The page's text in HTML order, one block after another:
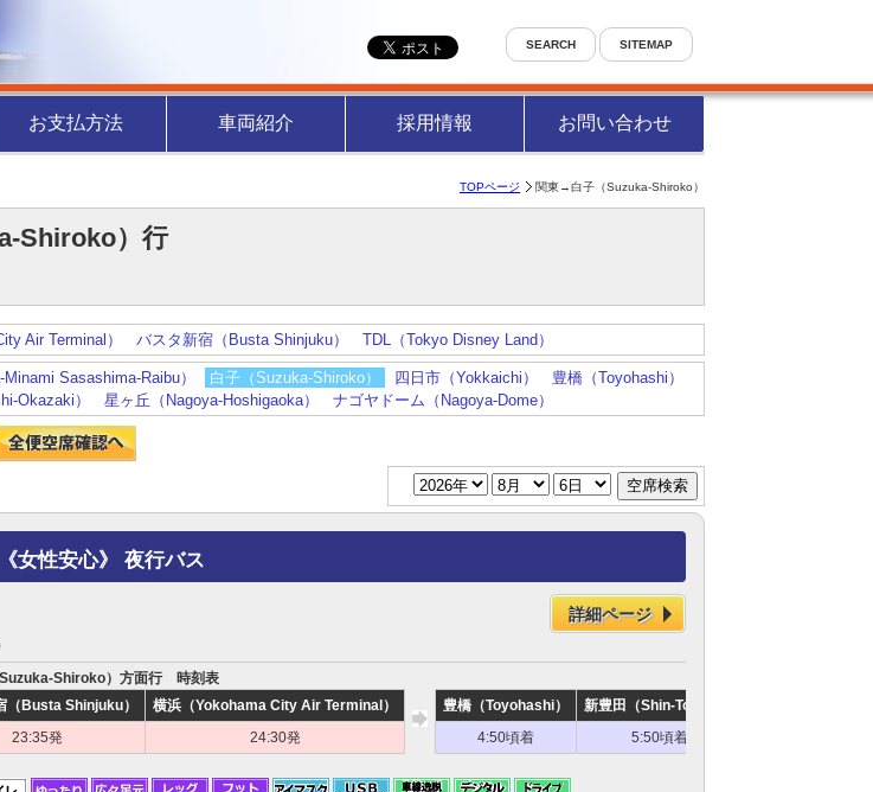
お支払方法 車両紹介 採用情報 お問い合わせ
SEARCH SITEMAP
TOPページ 関東→白子（Suzuka-Shiroko）
Shiroko）行
Air Terminal） バスタ新宿（Busta Shinjuku） TDL（Tokyo Disney Land）
Sasashima-Raibu） 白子（Suzuka-Shiroko） 四日市（Yokkaichi）
豊橋（Toyohashi）
Okazaki） 星ヶ丘（Nagoya-Hoshigaoka） ナゴヤドーム（Nagoya-Dome）
女性安心》 夜行バス
詳細ページ
Shiroko）方面行 時刻表
（Busta Shinjuku） 横浜（Yokohama City Air Terminal） 豊橋（Toyohashi） 新豊田（Shin-Toyota）
23:35発 24:30発 4:50頃着 5:50頃着